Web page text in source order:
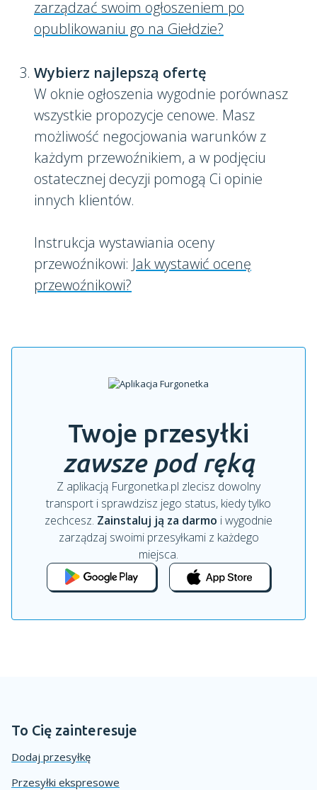
zarządzać swoim ogłoszeniem po
opublikowaniu go na Giełdzie?
Wybierz najlepszą ofertę
W oknie ogłoszenia wygodnie porównasz
wszystkie propozycje cenowe. Masz
możliwość negocjowania warunków z
każdym przewoźnikiem, a w podjęciu
ostatecznej decyzji pomogą Ci opinie
innych klientów.
Instrukcja wystawiania oceny
przewoźnikowi: Jak wystawić ocenę
przewoźnikowi?
Twoje przesyłki
zawsze pod ręką
Z aplikacją Furgonetka.pl zlecisz dowolny
transport i sprawdzisz jego status, kiedy tylko
zechcesz. Zainstaluj ją za darmo i wygodnie
zarządzaj swoimi przesyłkami z każdego
miejsca.
To Cię zainteresuje
Dodaj przesyłkę
Przesyłki ekspresowe